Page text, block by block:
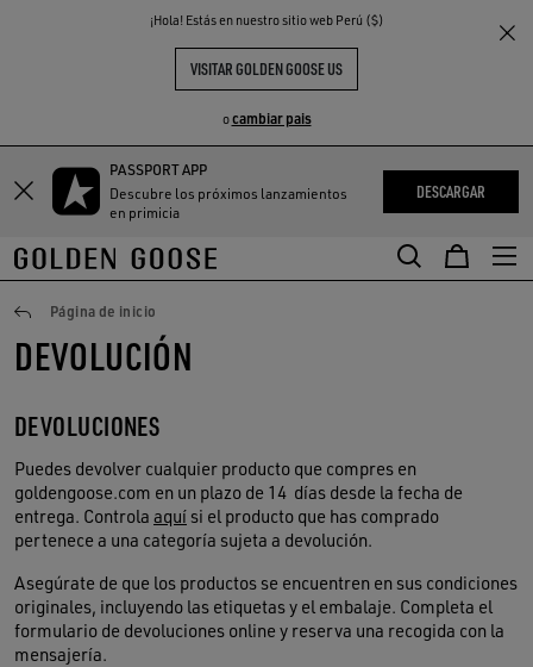
¡Hola! Estás en nuestro sitio web Perú ($)
VISITAR GOLDEN GOOSE US
ocambiar pais
PASSPORT APP
Descubre los próximos lanzamientos
en primicia
DESCARGAR
THE
COMMUNITY
Página de inicio
Devoluciones
DEVOLUCIÓN
DEVOLUCIONES
Puedes devolver cualquier producto que compres en
goldengoose.com en un plazo de 14 días desde la fecha de
entrega. Controla aquísi el producto que has comprado
pertenece a una categoría sujeta a devolución.
Asegúrate de que los productos se encuentren en sus condiciones
originales, incluyendo las etiquetas y el embalaje. Completa el
formulario de devoluciones online y reserva una recogida con la
mensajería.